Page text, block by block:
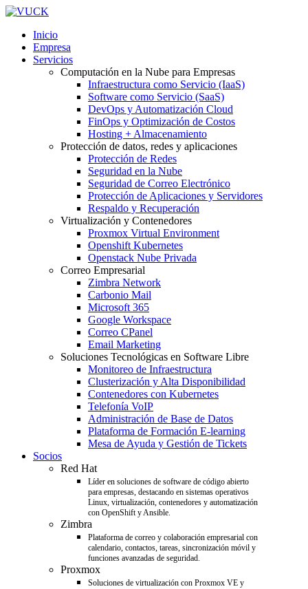
Inicio
Empresa
Servicios
Computación en la Nube para Empresas
Infraestructura como Servicio (IaaS)
Software como Servicio (SaaS)
DevOps y Automatización Cloud
FinOps y Optimización de Costos
Hosting + Almacenamiento
Protección de datos, redes y aplicaciones
Protección de Redes
Seguridad en la Nube
Seguridad de Correo Electrónico
Protección de Aplicaciones y Servidores
Respaldo y Recuperación
Virtualización y Contenedores
Proxmox Virtual Environment
Openshift Kubernetes
Openstack Nube Privada
Correo Empresarial
Zimbra Network
Carbonio Mail
Microsoft 365
Google Workspace
Correo CPanel
Email Marketing
Soluciones Tecnológicas en Software Libre
Monitoreo de Infraestructura
Clusterización y Alta Disponibilidad
Contenedores con Kubernetes
Telefonía VoIP
Administración de Base de Datos
Plataforma de Formación E-learning
Mesa de Ayuda y Gestión de Tickets
Socios
Red Hat
Líder en soluciones de software de código abierto
para empresas, destacando en sistemas operativos
Linux, virtualización, contenedores y automatización
con OpenShift y Ansible.
Zimbra
Plataforma de correo y colaboración empresarial con
calendario, contactos, tareas, sincronización móvil y
funciones avanzadas de seguridad.
Proxmox
Soluciones de virtualización con Proxmox VE y